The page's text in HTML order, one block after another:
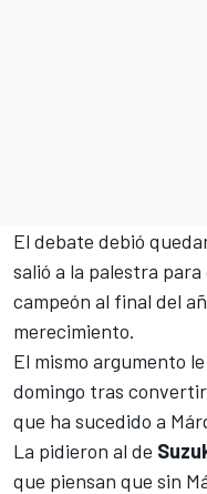
El debate debió
salió a la palestra
campeón al final del
merecimiento.
El mismo argumento
domingo tras
que ha sucedido a
La pidieron al de
que piensan que sin